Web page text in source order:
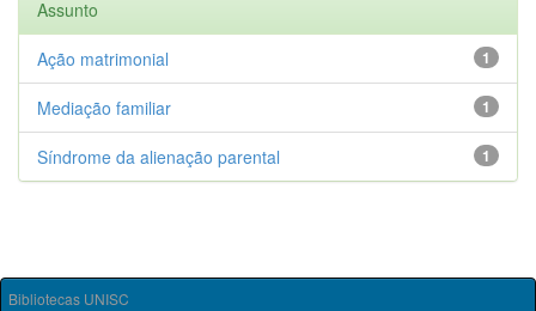
Assunto
1
Ação matrimonial
1
Mediação familiar
1
Síndrome da alienação parental
Bibliotecas UNISC